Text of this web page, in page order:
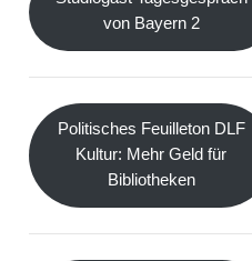
von Bayern 2
Politisches Feuilleton DLF
Kultur: Mehr Geld für
Bibliotheken